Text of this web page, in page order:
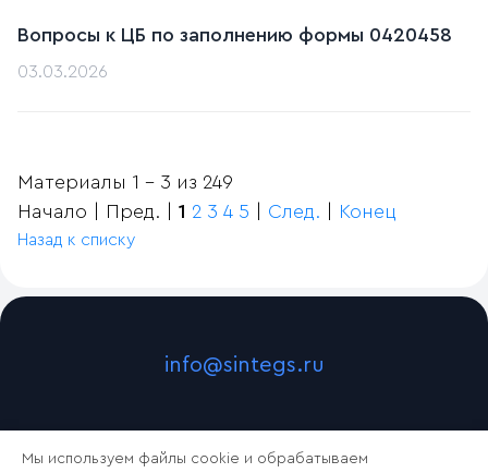
Вопросы к ЦБ по заполнению формы 0420458
03.03.2026
Материалы 1 - 3 из 249
Начало | Пред. | 1 2 3 4 5 След. Конец
Назад к списку
info@sintegs.ru
Мы используем файлы cookie и обрабатываем